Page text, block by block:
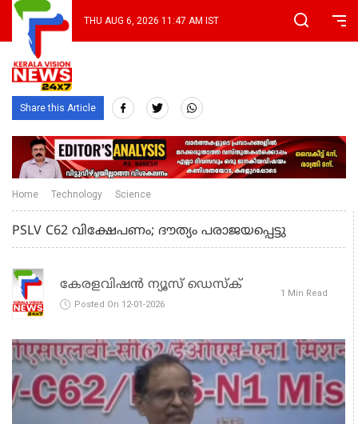
THU AUG 6, 2026 11:47 AM IST
Share this Article
Home Technology Science
PSLV C62 വിക്ഷേപണം; ദൗത്യം പരാജയപ്പെട്ടു
കേരളവിഷൻ ന്യൂസ് ഡെസ്‌ക്
Posted On 12-01-2026
1 Min Read